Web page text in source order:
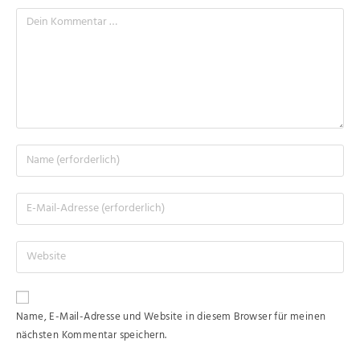
Name, E-Mail-Adresse und Website in diesem Browser für meinen
nächsten Kommentar speichern.